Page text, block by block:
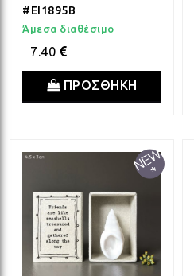
#EI1895B
Άμεσα διαθέσιμο
7.40
ΠΡΟΣΘΗΚΗ